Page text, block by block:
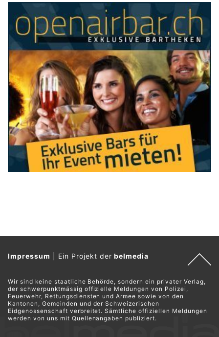
Impressum Ein Projekt derbelmedia
Wir sind keine staatliche Behörde, sondern ein privater Verlag,
der schwerpunktmässig offizielle Meldungen von Polizei,
Feuerwehr, Rettungsdiensten und Armee sowie von den
Kantonen, Gemeinden und der Schweizerischen
Eidgenossenschaft verbreitet. Sämtliche offiziellen Meldungen
werden von uns mit Quellenangaben publiziert.